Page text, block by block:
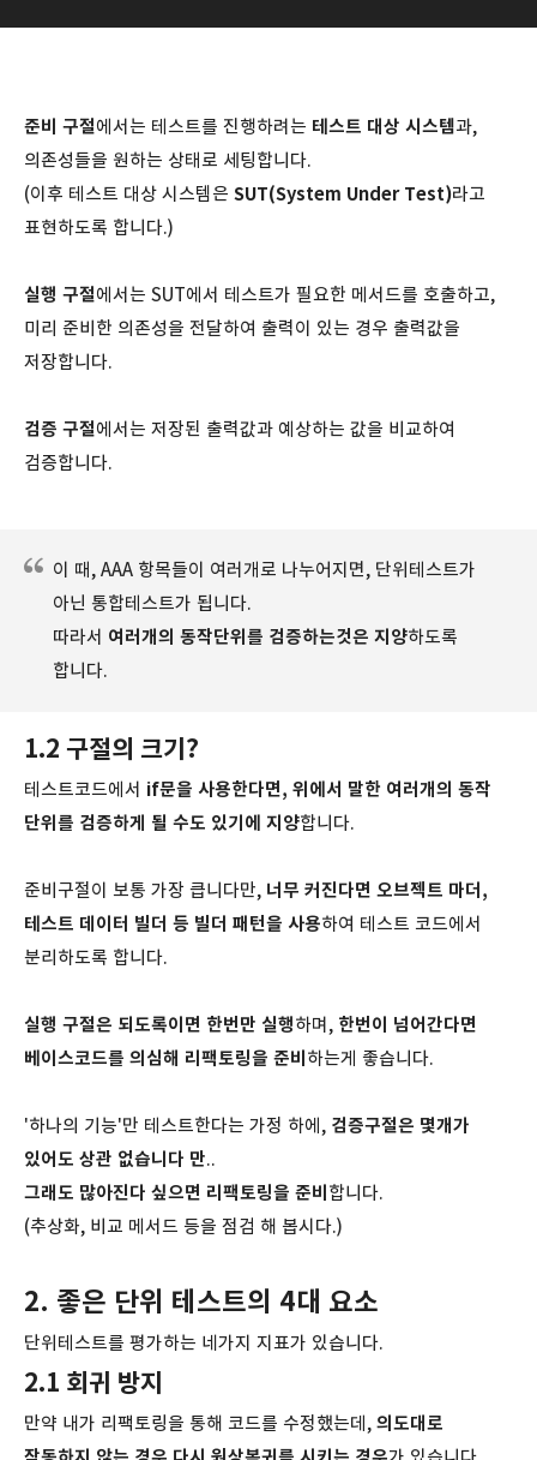
준비 구절에서는 테스트를 진행하려는 테스트 대상 시스템과,
의존성들을 원하는 상태로 세팅합니다.
(이후 테스트 대상 시스템은 SUT(System Under Test)라고
표현하도록 합니다.)
실행 구절에서는 SUT에서 테스트가 필요한 메서드를 호출하고,
미리 준비한 의존성을 전달하여 출력이 있는 경우 출력값을
저장합니다.
검증 구절에서는 저장된 출력값과 예상하는 값을 비교하여
검증합니다.
이 때, AAA 항목들이 여러개로 나누어지면, 단위테스트가
아닌 통합테스트가 됩니다.
따라서 여러개의 동작단위를 검증하는것은 지양하도록
합니다.
1.2 구절의 크기?
테스트코드에서 if문을 사용한다면, 위에서 말한 여러개의 동작
단위를 검증하게 될 수도 있기에 지양합니다.
준비구절이 보통 가장 큽니다만, 너무 커진다면 오브젝트 마더,
테스트 데이터 빌더 등 빌더 패턴을 사용하여 테스트 코드에서
분리하도록 합니다.
실행 구절은 되도록이면 한번만 실행하며, 한번이 넘어간다면
베이스코드를 의심해 리팩토링을 준비하는게 좋습니다.
'하나의 기능'만 테스트한다는 가정 하에, 검증구절은 몇개가
있어도 상관 없습니다 만..
그래도 많아진다 싶으면 리팩토링을 준비합니다.
(추상화, 비교 메서드 등을 점검 해 봅시다.)
2. 좋은 단위 테스트의 4대 요소
단위테스트를 평가하는 네가지 지표가 있습니다.
2.1 회귀 방지
만약 내가 리팩토링을 통해 코드를 수정했는데, 의도대로